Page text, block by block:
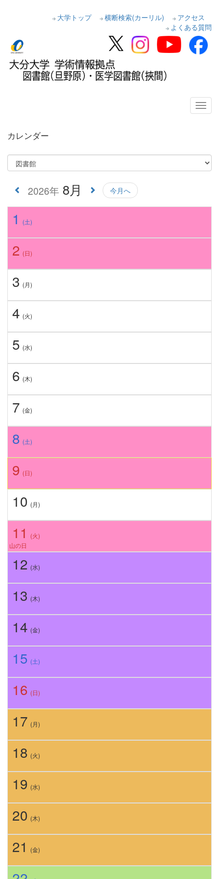
大学トップ 横断検索(カーリル)
アクセス
よくある質問
カレンダー
2026年 8月 今月へ
1 (土)
2 (日)
3 (月)
4 (火)
5 (水)
6 (木)
7 (金)
8 (土)
9 (日)
10 (月)
11
(火)
山の日
12 (水)
13 (木)
14 (金)
15 (土)
16 (日)
17 (月)
18 (火)
19 (水)
20 (木)
21 (金)